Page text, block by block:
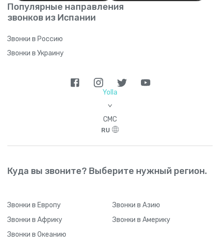
Популярные направления
звонков из Испании
Звонки в Россию
Звонки в Украину
Yolla
>
СМС
RU
Куда вы звоните? Выберите нужный регион.
Звонки в Европу Звонки в Азию
Звонки в Африку Звонки в Америку
Звонки в Океанию